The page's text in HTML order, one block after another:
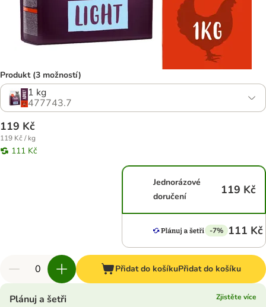
Produkt (3 možností)
1 kg
477743.7
119 Kč
119 Kč / kg
111 Kč
Jednorázové
doručení
119 Kč
-7% 111 Kč
Přidat do košíkuPřidat do košíku
Plánuj a šetři
Zjistěte více